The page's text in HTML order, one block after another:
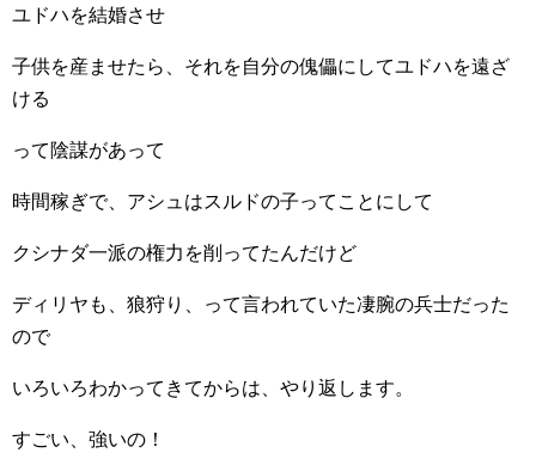
ユドハを結婚させ
子供を産ませたら、それを自分の傀儡にしてユドハを遠ざ
ける
って陰謀があって
時間稼ぎで、アシュはスルドの子ってことにして
クシナダ一派の権力を削ってたんだけど
ディリヤも、狼狩り、って言われていた凄腕の兵士だった
ので
いろいろわかってきてからは、やり返します。
すごい、強いの！